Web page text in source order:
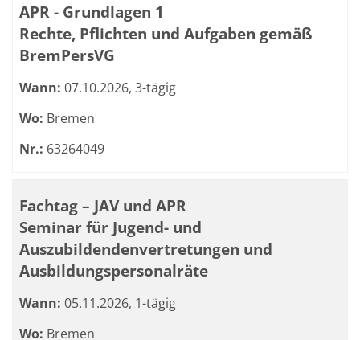
APR - Grundlagen 1
Rechte, Pflichten und Aufgaben gemäß
BremPersVG
Wann: 07.10.2026, 3-tägig
Wo: Bremen
Nr.: 63264049
Fachtag – JAV und APR
Seminar für Jugend- und
Auszubildendenvertretungen und
Ausbildungspersonalräte
Wann: 05.11.2026, 1-tägig
Wo: Bremen